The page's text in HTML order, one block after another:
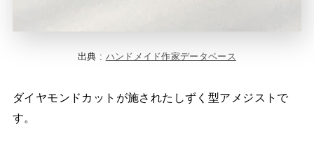
出典 : ハンドメイド作家データベース
ダイヤモンドカットが施されたしずく型アメジストで
す。